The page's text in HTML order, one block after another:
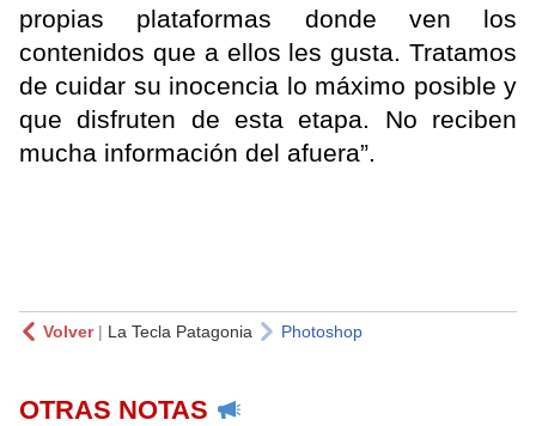
propias plataformas donde ven los
contenidos que a ellos les gusta. Tratamos
de cuidar su inocencia lo máximo posible y
que disfruten de esta etapa. No reciben
mucha información del afuera”.
Volver| La Tecla Patagonia Photoshop
OTRAS NOTAS